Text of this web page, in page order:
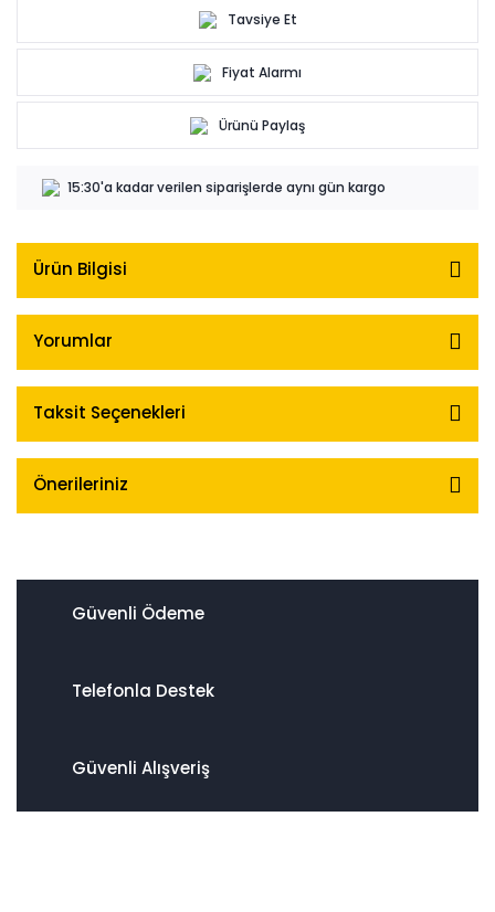
Tavsiye Et
Fiyat Alarmı
Ürünü Paylaş
15:30'a kadar verilen siparişlerde aynı gün kargo
Ürün Bilgisi
Yorumlar
Taksit Seçenekleri
Önerileriniz
Güvenli Ödeme
Telefonla Destek
Güvenli Alışveriş